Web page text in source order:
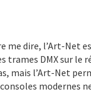
me dire, l’Art-Net
trames DMX sur le
mais l’Art-Net
modernes